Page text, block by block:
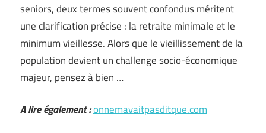
seniors, deux termes souvent confondus méritent
une clarification précise : la retraite minimale et le
minimum vieillesse. Alors que le vieillissement de la
population devient un challenge socio-économique
majeur, pensez à bien …
A lire également :onnemavaitpasditque.com